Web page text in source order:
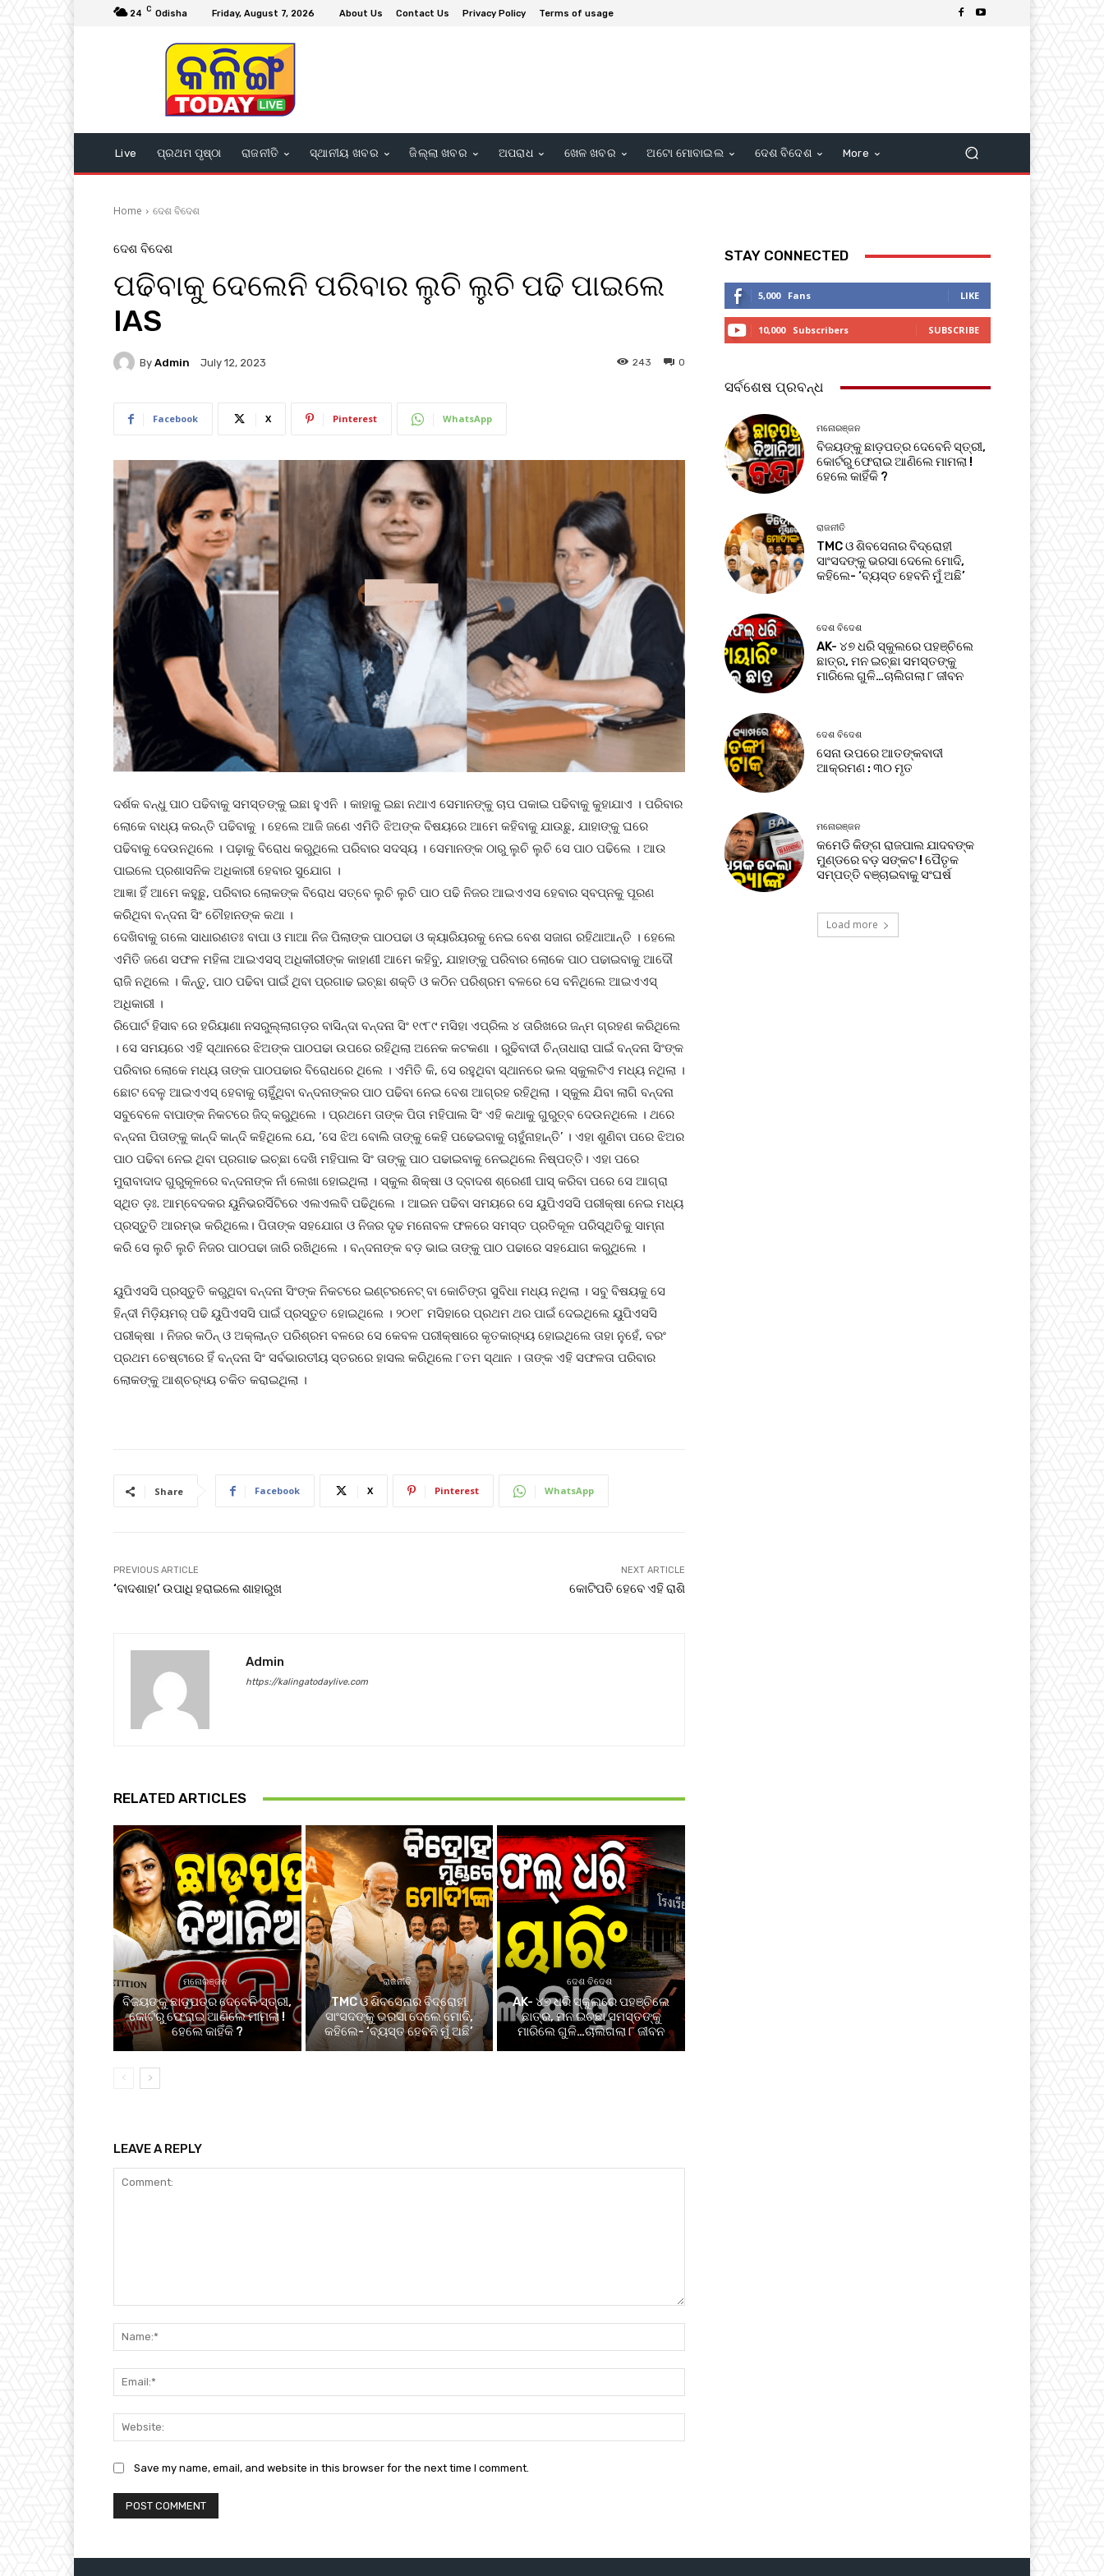
24 C Odisha Friday, August 7, 2026 About Us Contact Us Privacy Policy Terms of usage
Live ପ୍ରଥମ ପୃଷ୍ଠା ରାଜନୀତି ସ୍ଥାନୀୟ ଖବର ଜିଲ୍ଲା ଖବର ଅପରାଧ ଖେଳ ଖବର ଅଟୋ ମୋବାଇଲ ଦେଶ ବିଦେଶ More
Home ଦେଶ ବିଦେଶ
ଦେଶ ବିଦେଶ
ପଢିବାକୁ ଦେଲେନି ପରିବାର ଲୁଚି ଲୁଚି ପଢି ପାଇଲେ
IAS
By Admin July 12, 2023 0
243
Facebook X Pinterest WhatsApp
ଦର୍ଶକ ବନ୍ଧୁ ପାଠ ପଢିବାକୁ ସମସ୍ତଙ୍କୁ ଇଛା ହୁଏନି । କାହାକୁ ଇଛା ନଥାଏ ସେମାନଙ୍କୁ ଚାପ ପକାଇ ପଢିବାକୁ କୁହାଯାଏ । ପରିବାର
ଲୋକେ ବାଧ୍ୟ କରନ୍ତି ପଢିବାକୁ । ହେଲେ ଆଜି ଜଣେ ଏମିତି ଝିଅଙ୍କ ବିଷୟରେ ଆମେ କହିବାକୁ ଯାଉଛୁ, ଯାହାଙ୍କୁ ଘରେ
ପଢିବାକୁ ଦେଉନଥିଲେ । ପଢ଼ାକୁ ବିରୋଧ କରୁଥିଲେ ପରିବାର ସଦସ୍ୟ । ସେମାନଙ୍କ ଠାରୁ ଲୁଚି ଲୁଚି ସେ ପାଠ ପଢିଲେ । ଆଉ
ପାଇଲେ ପ୍ରଶାସନିକ ଅଧିକାରୀ ହେବାର ସୁଯୋଗ ।
ଆଜ୍ଞା ହିଁ ଆମେ କହୁଛୁ, ପରିବାର ଲୋକଙ୍କ ବିରୋଧ ସତ୍ବେ ଲୁଚି ଲୁଚି ପାଠ ପଢି ନିଜର ଆଇଏଏସ ହେବାର ସ୍ବପ୍ନକୁ ପୂରଣ
କରିଥିବା ବନ୍ଦନା ସିଂ ଚୌହାନଙ୍କ କଥା ।
ଦେଖିବାକୁ ଗଲେ ସାଧାରଣତଃ ବାପା ଓ ମାଆ ନିଜ ପିଲାଙ୍କ ପାଠପଢା ଓ କ୍ୟାରିୟରକୁ ନେଇ ବେଶ ସଜାଗ ରହିଥାଆନ୍ତି । ହେଲେ
ଏମିତି ଜଣେ ସଫଳ ମହିଳା ଆଇଏସସ୍ ଅଧିକୀରୀଙ୍କ କାହାଣୀ ଆମେ କହିବୁ, ଯାହାଙ୍କୁ ପରିବାର ଲୋକେ ପାଠ ପଢାଇବାକୁ ଆଦୌ
ରାଜି ନଥିଲେ । କିନ୍ତୁ, ପାଠ ପଢିବା ପାଇଁ ଥିବା ପ୍ରଗାଢ ଇଚ୍ଛା ଶକ୍ତି ଓ କଠିନ ପରିଶ୍ରମ ବଳରେ ସେ ବନିଥିଲେ ଆଇଏଏସ୍
ଅଧିକାରୀ ।
ରିପୋର୍ଟ ହିସାବ ରେ ହରିୟାଣା ନସରୁଲ୍ଲାଗଡ଼ର ବାସିନ୍ଦା ବନ୍ଦନା ସିଂ ୧୯୮୯ ମସିହା ଏପ୍ରିଲ ୪ ତାରିଖରେ ଜନ୍ମ ଗ୍ରହଣ କରିଥିଲେ
। ସେ ସମୟରେ ଏହି ସ୍ଥାନରେ ଝିଅଙ୍କ ପାଠପଢା ଉପରେ ରହିଥିଲା ଅନେକ କଟକଣା । ରୁଢିବାଦୀ ଚିନ୍ତାଧାରା ପାଇଁ ବନ୍ଦନା ସିଂଙ୍କ
ପରିବାର ଲୋକେ ମଧ୍ୟ ତାଙ୍କ ପାଠପଢାର ବିରୋଧରେ ଥିଲେ । ଏମିତି କି, ସେ ରହୁଥିବା ସ୍ଥାନରେ ଭଲ ସ୍କୁଲଟିଏ ମଧ୍ୟ ନଥିଲା ।
ଛୋଟ ବେଳୁ ଆଇଏଏସ୍ ହେବାକୁ ଚାହିୁଁଥିବା ବନ୍ଦନାଙ୍କର ପାଠ ପଢିବା ନେଇ ବେଶ ଆଗ୍ରହ ରହିଥିଲା । ସ୍କୁଲ ଯିବା ଲାଗି ବନ୍ଦନା
ସବୁବେଳେ ବାପାଙ୍କ ନିକଟରେ ଜିଦ୍ କରୁଥିଲେ । ପ୍ରଥମେ ତାଙ୍କ ପିତା ମହିପାଲ ସିଂ ଏହି କଥାକୁ ଗୁରୁତ୍ବ ଦେଉନଥିଲେ । ଥରେ
ବନ୍ଦନା ପିତାଙ୍କୁ କାନ୍ଦି କାନ୍ଦି କହିଥିଲେ ଯେ, ‘ସେ ଝିଅ ବୋଲି ତାଙ୍କୁ କେହି ପଢେଇବାକୁ ଚାହୁଁନାହାନ୍ତି’ । ଏହା ଶୁଣିବା ପରେ ଝିଅର
ପାଠ ପଢିବା ନେଇ ଥିବା ପ୍ରଗାଢ ଇଚ୍ଛା ଦେଖି ମହିପାଲ ସିଂ ତାଙ୍କୁ ପାଠ ପଢାଇବାକୁ ନେଇଥିଲେ ନିଷ୍ପତ୍ତି। ଏହା ପରେ
ମୁରାବାଦାଦ ଗୁରୁକୂଳରେ ବନ୍ଦନାଙ୍କ ନାଁ ଲେଖା ହୋଇଥିଲା । ସ୍କୁଲ ଶିକ୍ଷା ଓ ଦ୍ବାଦଶ ଶ୍ରେଣୀ ପାସ୍ କରିବା ପରେ ସେ ଆଗ୍ରା
ସ୍ଥିତ ଡ଼ଃ. ଆମ୍ବେଦକର ୟୁନିଭରର୍ସିଟିରେ ଏଲଏଲବି ପଢିଥିଲେ । ଆଇନ ପଢିବା ସମୟରେ ସେ ୟୁପିଏସସି ପରୀକ୍ଷା ନେଇ ମଧ୍ୟ
ପ୍ରସ୍ତୁତି ଆରମ୍ଭ କରିଥିଲେ। ପିତାଙ୍କ ସହଯୋଗ ଓ ନିଜର ଦୃଢ ମନୋବଳ ଫଳରେ ସମସ୍ତ ପ୍ରତିକୂଳ ପରିସ୍ଥିତିକୁ ସାମ୍ନା
କରି ସେ ଲୁଚି ଲୁଚି ନିଜର ପାଠପଢା ଜାରି ରଖିଥିଲେ । ବନ୍ଦନାଙ୍କ ବଡ଼ ଭାଇ ତାଙ୍କୁ ପାଠ ପଢାରେ ସହଯୋଗ କରୁଥିଲେ ।
ୟୁପିଏସସି ପ୍ରସ୍ତୁତି କରୁଥିବା ବନ୍ଦନା ସିଂଙ୍କ ନିକଟରେ ଇଣ୍ଟରନେଟ୍ ବା କୋଚିଙ୍ଗ ସୁବିଧା ମଧ୍ୟ ନଥିଲା । ସବୁ ବିଷୟକୁ ସେ
ହିନ୍ଦୀ ମିଡ଼ିୟମର୍ ପଢି ୟୁପିଏସସି ପାଇଁ ପ୍ରସ୍ତୁତ ହୋଇଥିଲେ । ୨୦୧୮ ମସିହାରେ ପ୍ରଥମ ଥର ପାଇଁ ଦେଇଥିଲେ ୟୁପିଏସସି
ପରୀକ୍ଷା । ନିଜର କଠିନ୍ ଓ ଅକ୍ଲାନ୍ତ ପରିଶ୍ରମ ବଳରେ ସେ କେବଳ ପରୀକ୍ଷାରେ କୃତକାର‌୍ୟ୍ୟ ହୋଇଥିଲେ ତାହା ନୁହେଁ, ବରଂ
ପ୍ରଥମ ଚେଷ୍ଟାରେ ହିଁ ବନ୍ଦନା ସିଂ ସର୍ବଭାରତୀୟ ସ୍ତରରେ ହାସଲ କରିଥିଲେ ୮ତମ ସ୍ଥାନ । ତାଙ୍କ ଏହି ସଫଳତା ପରିବାର
ଲୋକଙ୍କୁ ଆଶ୍ଚର‌୍ୟ୍ୟ ଚକିତ କରାଇଥିଲା ।
Share Facebook X Pinterest WhatsApp
PREVIOUS ARTICLE
‘ବାଦଶାହା’ ଉପାଧି ହରାଇଲେ ଶାହାରୁଖ
NEXT ARTICLE
କୋଟିପତି ହେବେ ଏହି ରାଶି
Admin
https://kalingatodaylive.com
RELATED ARTICLES
ମନୋରଞ୍ଜନ
ବିଜୟଙ୍କୁ ଛାଡ଼ପତ୍ର ଦେବେନି ସ୍ତ୍ରୀ,
କୋର୍ଟରୁ ଫେରାଇ ଆଣିଲେ ମାମଲା !
ହେଲେ କାହିଁକି ?
ରାଜନୀତି
TMC ଓ ଶିବସେନାର ବିଦ୍ରୋହୀ
ସାଂସଦଙ୍କୁ ଭରସା ଦେଲେ ମୋଦି,
କହିଲେ- ‘ବ୍ୟସ୍ତ ହେବନି ମୁଁ ଅଛି’
ଦେଶ ବିଦେଶ
AK- ୪୭ ଧରି ସ୍କୁଲରେ ପହଞ୍ଚିଲେ
ଛାତ୍ର, ମନ ଇଚ୍ଛା ସମସ୍ତଙ୍କୁ
ମାରିଲେ ଗୁଳି…ଚାଲିଗଲା ୮ ଜୀବନ
LEAVE A REPLY
Save my name, email, and website in this browser for the next time I comment.
STAY CONNECTED
5,000 Fans LIKE
10,000 Subscribers SUBSCRIBE
ସର୍ବଶେଷ ପ୍ରବନ୍ଧ
ମନୋରଞ୍ଜନ
ବିଜୟଙ୍କୁ ଛାଡ଼ପତ୍ର ଦେବେନି ସ୍ତ୍ରୀ,
କୋର୍ଟରୁ ଫେରାଇ ଆଣିଲେ ମାମଲା !
ହେଲେ କାହିଁକି ?
ରାଜନୀତି
TMC ଓ ଶିବସେନାର ବିଦ୍ରୋହୀ
ସାଂସଦଙ୍କୁ ଭରସା ଦେଲେ ମୋଦି,
କହିଲେ- ‘ବ୍ୟସ୍ତ ହେବନି ମୁଁ ଅଛି’
ଦେଶ ବିଦେଶ
AK- ୪୭ ଧରି ସ୍କୁଲରେ ପହଞ୍ଚିଲେ
ଛାତ୍ର, ମନ ଇଚ୍ଛା ସମସ୍ତଙ୍କୁ
ମାରିଲେ ଗୁଳି…ଚାଲିଗଲା ୮ ଜୀବନ
ଦେଶ ବିଦେଶ
ସେନା ଉପରେ ଆତଙ୍କବାଦୀ
ଆକ୍ରମଣ : ୩୦ ମୃତ
ମନୋରଞ୍ଜନ
କମେଡି କିଙ୍ଗ ରାଜପାଲ ଯାଦବଙ୍କ
ମୁଣ୍ଡରେ ବଡ଼ ସଙ୍କଟ ! ପୈତୃକ
ସମ୍ପତ୍ତି ବଞ୍ଚାଇବାକୁ ସଂଘର୍ଷ
Load more